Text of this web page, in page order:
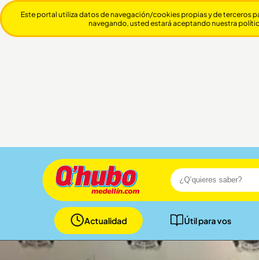
Actualidad Útil para vos
Este portal utiliza datos de navegación/cookies propias y de terceros
navegando, usted estará aceptando nuestra